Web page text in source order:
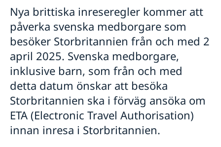
Svenska företag i Storbritannien
Anmäl handelshinder
Nya brittiska inreseregler kommer att
påverka svenska medborgare som
besöker Storbritannien från och med 2
april 2025. Svenska medborgare,
inklusive barn, som från och med
detta datum önskar att besöka
Storbritannien ska i förväg ansöka om
ETA (Electronic Travel Authorisation)
innan inresa i Storbritannien.